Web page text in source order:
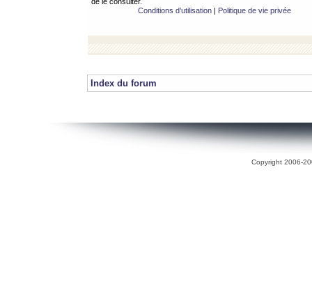
Conditions d’utilisation| Politique de vie privée
Index du forum
Copyright 2006-